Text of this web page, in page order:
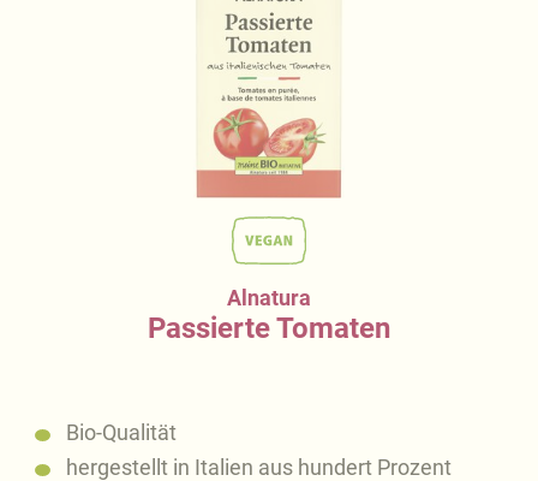
Alnatura
Passierte Tomaten
Bio-Qualität
hergestellt in Italien aus hundert Prozent